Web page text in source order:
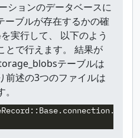
ションのデータベースに
ブルが存在するかの確
を実行して、 以下のよう
とで行えます。 結果が
テーブルは
前述の3つのファイルは